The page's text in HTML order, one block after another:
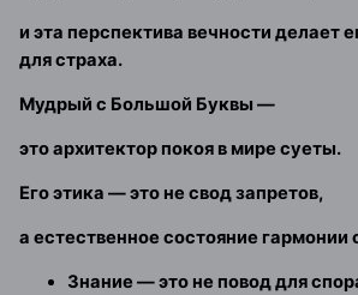
и эта перспектива вечности делает
для страха.
Мудрый с Большой Буквы —
это архитектор покоя в мире суеты.
Его этика — это не свод запретов,
а естественное состояние гармонии
Знание — это не повод для